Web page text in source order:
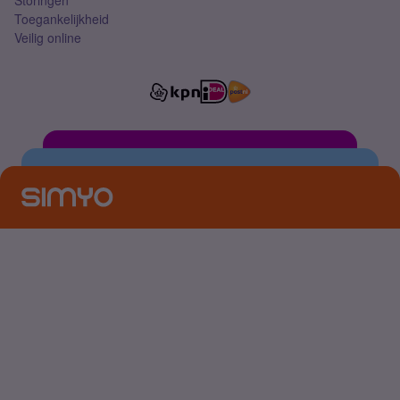
Toegankelijkheid
Veilig online